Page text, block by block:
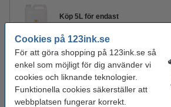
Cookies på 123ink.se
För att göra shopping på 123ink.se så
enkel som möjligt för dig använder vi
cookies och liknande teknologier.
Funktionella cookies säkerställer att
webbplatsen fungerar korrekt.
Köp 5L för endast
Glöm inte att beställa!
Hushållspapper 2-lag | 123ink |
29 kr